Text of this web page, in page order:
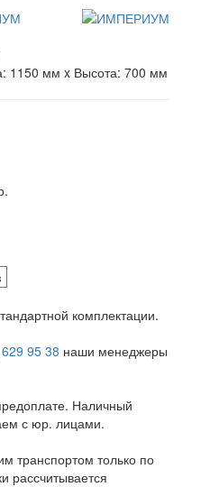
1150 мм x Высота: 700 мм
комплектации.
95 38 наши менеджеры
Наличный
с юр. лицами.
транспортом только по
рассчитывается